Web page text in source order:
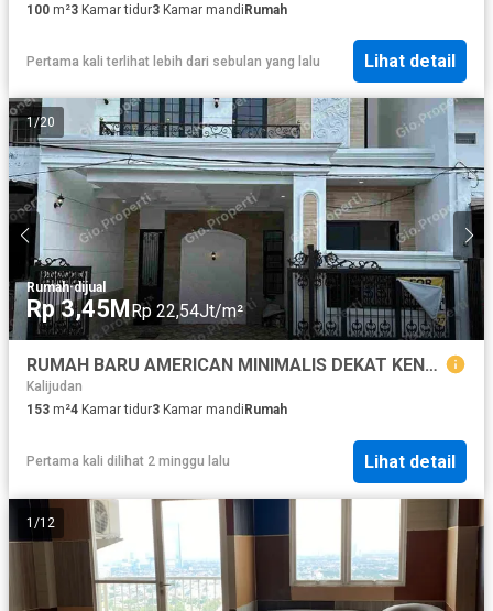
100 m²3 Kamar tidur3 Kamar mandiRumah
Pertama kali terlihat lebih dari sebulan yang lalu Lihat detail
1/20
Rumah·dijual
Rp 3,45MRp 22,54Jt/m²
RUMAH BARU AMERICAN MINIMALIS DEKAT KENJERAN MERR PAKUWON CITY MULYOSARI
Kalijudan
153 m²4 Kamar tidur3 Kamar mandi Rumah
Pertama kali dilihat 2 minggu lalu Lihat detail
1 /12